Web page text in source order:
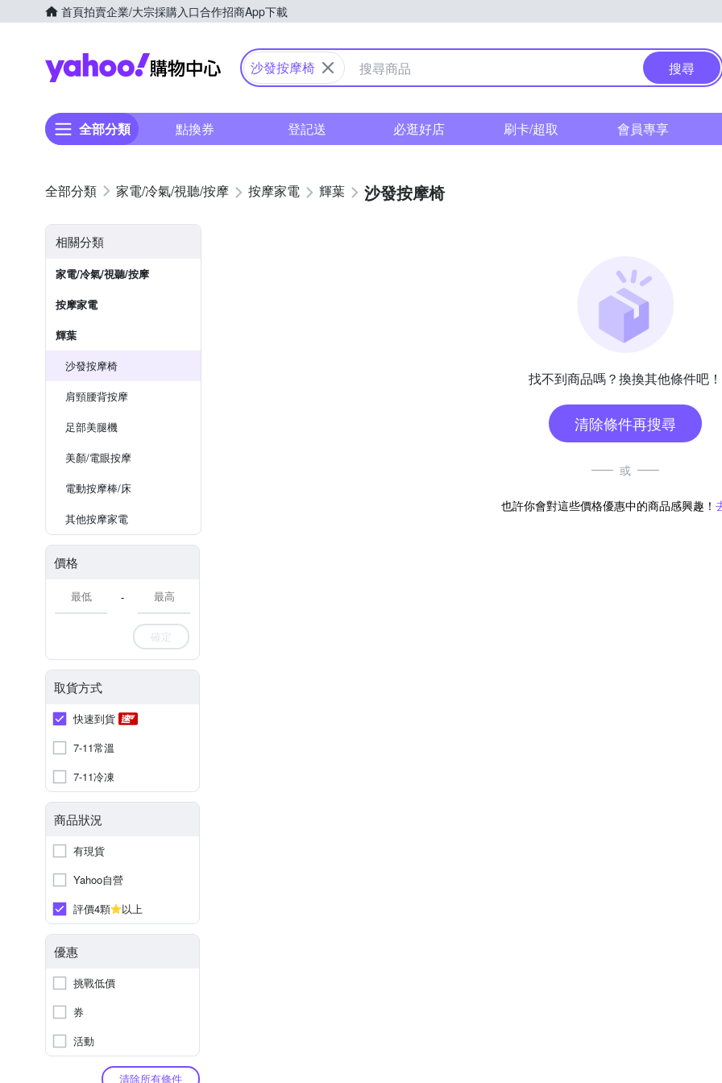
首頁拍賣企業/大宗採購入口合作招商App下載
Yahoo購物中心
沙發按摩椅 搜尋
全部分類 點換券 登記送 必逛好店 刷卡/超取 會員專享
家電/冷氣/視聽/按摩 按摩家電 輝葉 沙發按摩椅
相關分類
家電/冷氣/視聽/按摩
按摩家電
輝葉
沙發按摩椅
肩頸腰背按摩
足部美腿機
美顏/電眼按摩
電動按摩棒/床
其他按摩家電
價格
-
確定
取貨方式
快速到貨
7-11常溫
7-11冷凍
商品狀況
有現貨
Yahoo自營
評價4顆
以上
優惠
挑戰低價
券
活動
清除所有條件
找不到商品嗎？換換其他條件吧！
清除條件再搜尋
或
也許你會對這些價格優惠中的商品感興趣！